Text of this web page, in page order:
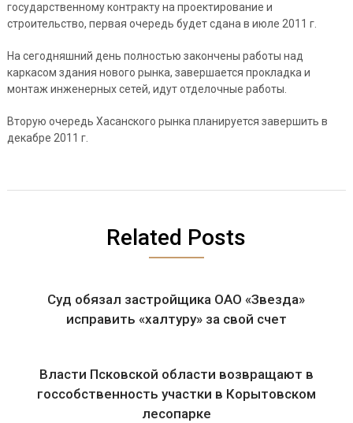
государственному контракту на проектирование и
строительство, первая очередь будет сдана в июле 2011 г.
На сегодняшний день полностью закончены работы над
каркасом здания нового рынка, завершается прокладка и
монтаж инженерных сетей, идут отделочные работы.
Вторую очередь Хасанского рынка планируется завершить в
декабре 2011 г.
Related Posts
Суд обязал застройщика ОАО «Звезда»
исправить «халтуру» за свой счет
Власти Псковской области возвращают в
госсобственность участки в Корытовском
лесопарке